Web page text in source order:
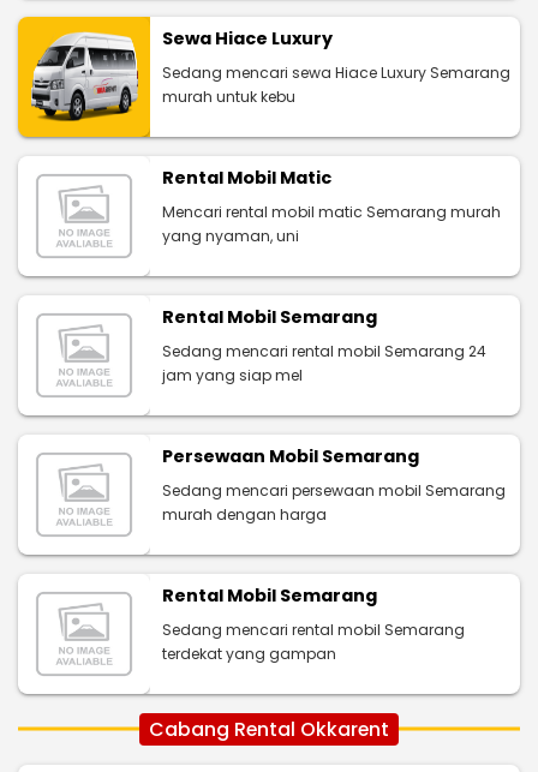
Sewa Hiace Luxury
Sedang mencari sewa Hiace Luxury Semarang
murah untuk kebu
Rental Mobil Matic
Mencari rental mobil matic Semarang murah
yang nyaman, uni
Rental Mobil Semarang
Sedang mencari rental mobil Semarang 24
jam yang siap mel
Persewaan Mobil Semarang
Sedang mencari persewaan mobil Semarang
murah dengan harga
Rental Mobil Semarang
Sedang mencari rental mobil Semarang
terdekat yang gampan
Cabang Rental Okkarent